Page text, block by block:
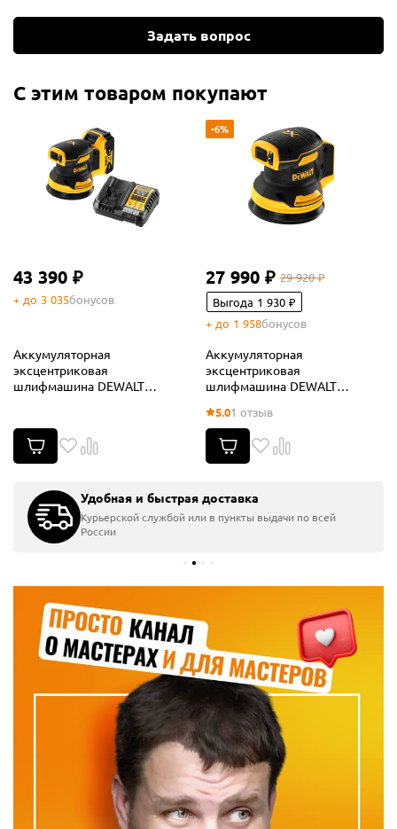
Задать вопрос
С этим товаром покупают
43 390 ₽
+ до 3 035бонусов
Аккумуляторная
эксцентриковая
шлифмашина DEWALT
ЗУ
-6%
27 990 ₽ 29 920 ₽
Выгода 1 930 ₽
+ до 1 958бонусов
Аккумуляторная
эксцентриковая
шлифмашина DEWALT
12000 кол/мин, без АКБ и ЗУ
5.01 отзыв
Удобная и быстрая доставка
Курьерской службой или в пункты выдачи по всей
России